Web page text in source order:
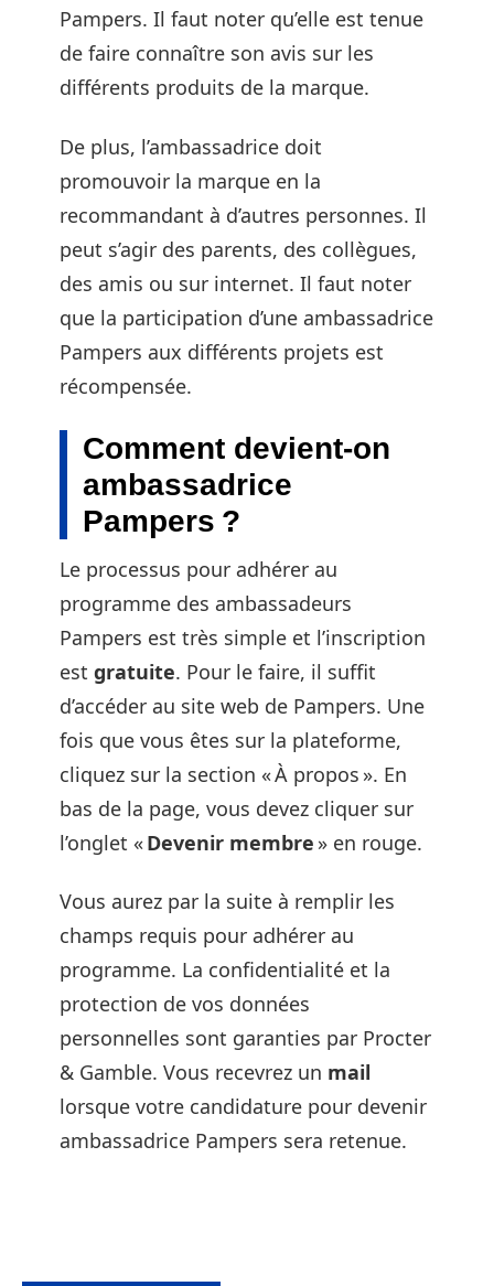
Pampers. Il faut noter qu’elle est tenue
de faire connaître son avis sur les
différents produits de la marque.
De plus, l’ambassadrice doit
promouvoir la marque en la
recommandant à d’autres personnes. Il
peut s’agir des parents, des collègues,
des amis ou sur internet. Il faut noter
que la participation d’une ambassadrice
Pampers aux différents projets est
récompensée.
Comment devient-on
ambassadrice
Pampers ?
Le processus pour adhérer au
programme des ambassadeurs
Pampers est très simple et l’inscription
est gratuite. Pour le faire, il suffit
d’accéder au site web de Pampers. Une
fois que vous êtes sur la plateforme,
cliquez sur la section « À propos ». En
bas de la page, vous devez cliquer sur
l’onglet «Devenir membre » en rouge.
Vous aurez par la suite à remplir les
champs requis pour adhérer au
programme. La confidentialité et la
protection de vos données
personnelles sont garanties par Procter
& Gamble. Vous recevrez un mail
lorsque votre candidature pour devenir
ambassadrice Pampers sera retenue.